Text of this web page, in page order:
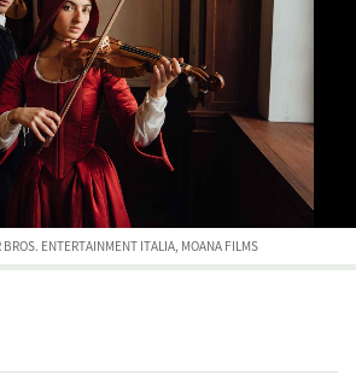
ENTERTAINMENT ITALIA, MOANA FILMS